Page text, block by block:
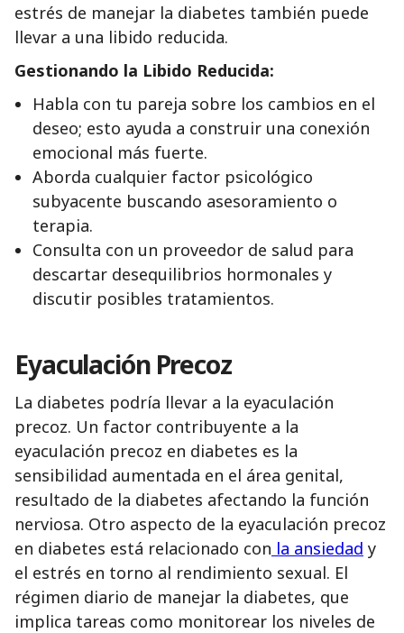
estrés de manejar la diabetes también puede
llevar a una libido reducida.
Gestionando la Libido Reducida:
Habla con tu pareja sobre los cambios en el
deseo; esto ayuda a construir una conexión
emocional más fuerte.
Aborda cualquier factor psicológico
subyacente buscando asesoramiento o
terapia.
Consulta con un proveedor de salud para
descartar desequilibrios hormonales y
discutir posibles tratamientos.
Eyaculación Precoz
La diabetes podría llevar a la eyaculación
precoz. Un factor contribuyente a la
eyaculación precoz en diabetes es la
sensibilidad aumentada en el área genital,
resultado de la diabetes afectando la función
nerviosa. Otro aspecto de la eyaculación precoz
en diabetes está relacionado con la ansiedad y
el estrés en torno al rendimiento sexual. El
régimen diario de manejar la diabetes, que
implica tareas como monitorear los niveles de